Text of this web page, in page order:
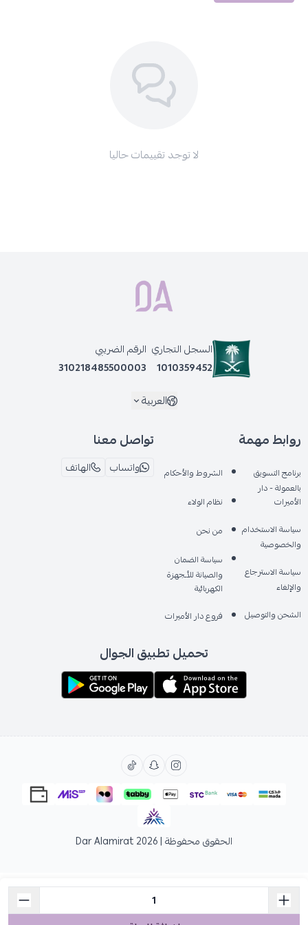
لا توجد تقييمات حاليا
السجل التجاري
1010359452
الرقم الضريبي
310218485500003
العربية
روابط مهمة
برنامج التسويق
بالعمولة - دار
الأميرات
سياسة الاستخدام
والخصوصية
سياسة الاسترجاع
والإلغاء
الشحن والتوصيل
الشروط والأحكام
نظام الولاء
من نحن
سياسة الضمان
والصيانة للأـجهزة
الكهربائية
فروع دار الأميرات
تواصل معنا
واتساب الهاتف
تحميل تطبيق الجوال
الحقوق محفوظة | 2026 Dar Alamirat